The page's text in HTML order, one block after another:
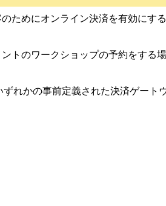
ためにオンライン決済を有効にす
トのワークショップの予約をする
ずれかの事前定義された決済ゲート